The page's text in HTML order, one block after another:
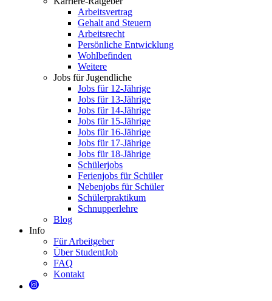
Arbeitsvertrag
Gehalt and Steuern
Arbeitsrecht
Persönliche Entwicklung
Wohlbefinden
Weitere
Jobs für Jugendliche
Jobs für 12-Jährige
Jobs für 13-Jährige
Jobs für 14-Jährige
Jobs für 15-Jährige
Jobs für 16-Jährige
Jobs für 17-Jährige
Jobs für 18-Jährige
Schülerjobs
Ferienjobs für Schüler
Nebenjobs für Schüler
Schülerpraktikum
Schnupperlehre
Blog
Info
Für Arbeitgeber
Über StudentJob
FAQ
Kontakt